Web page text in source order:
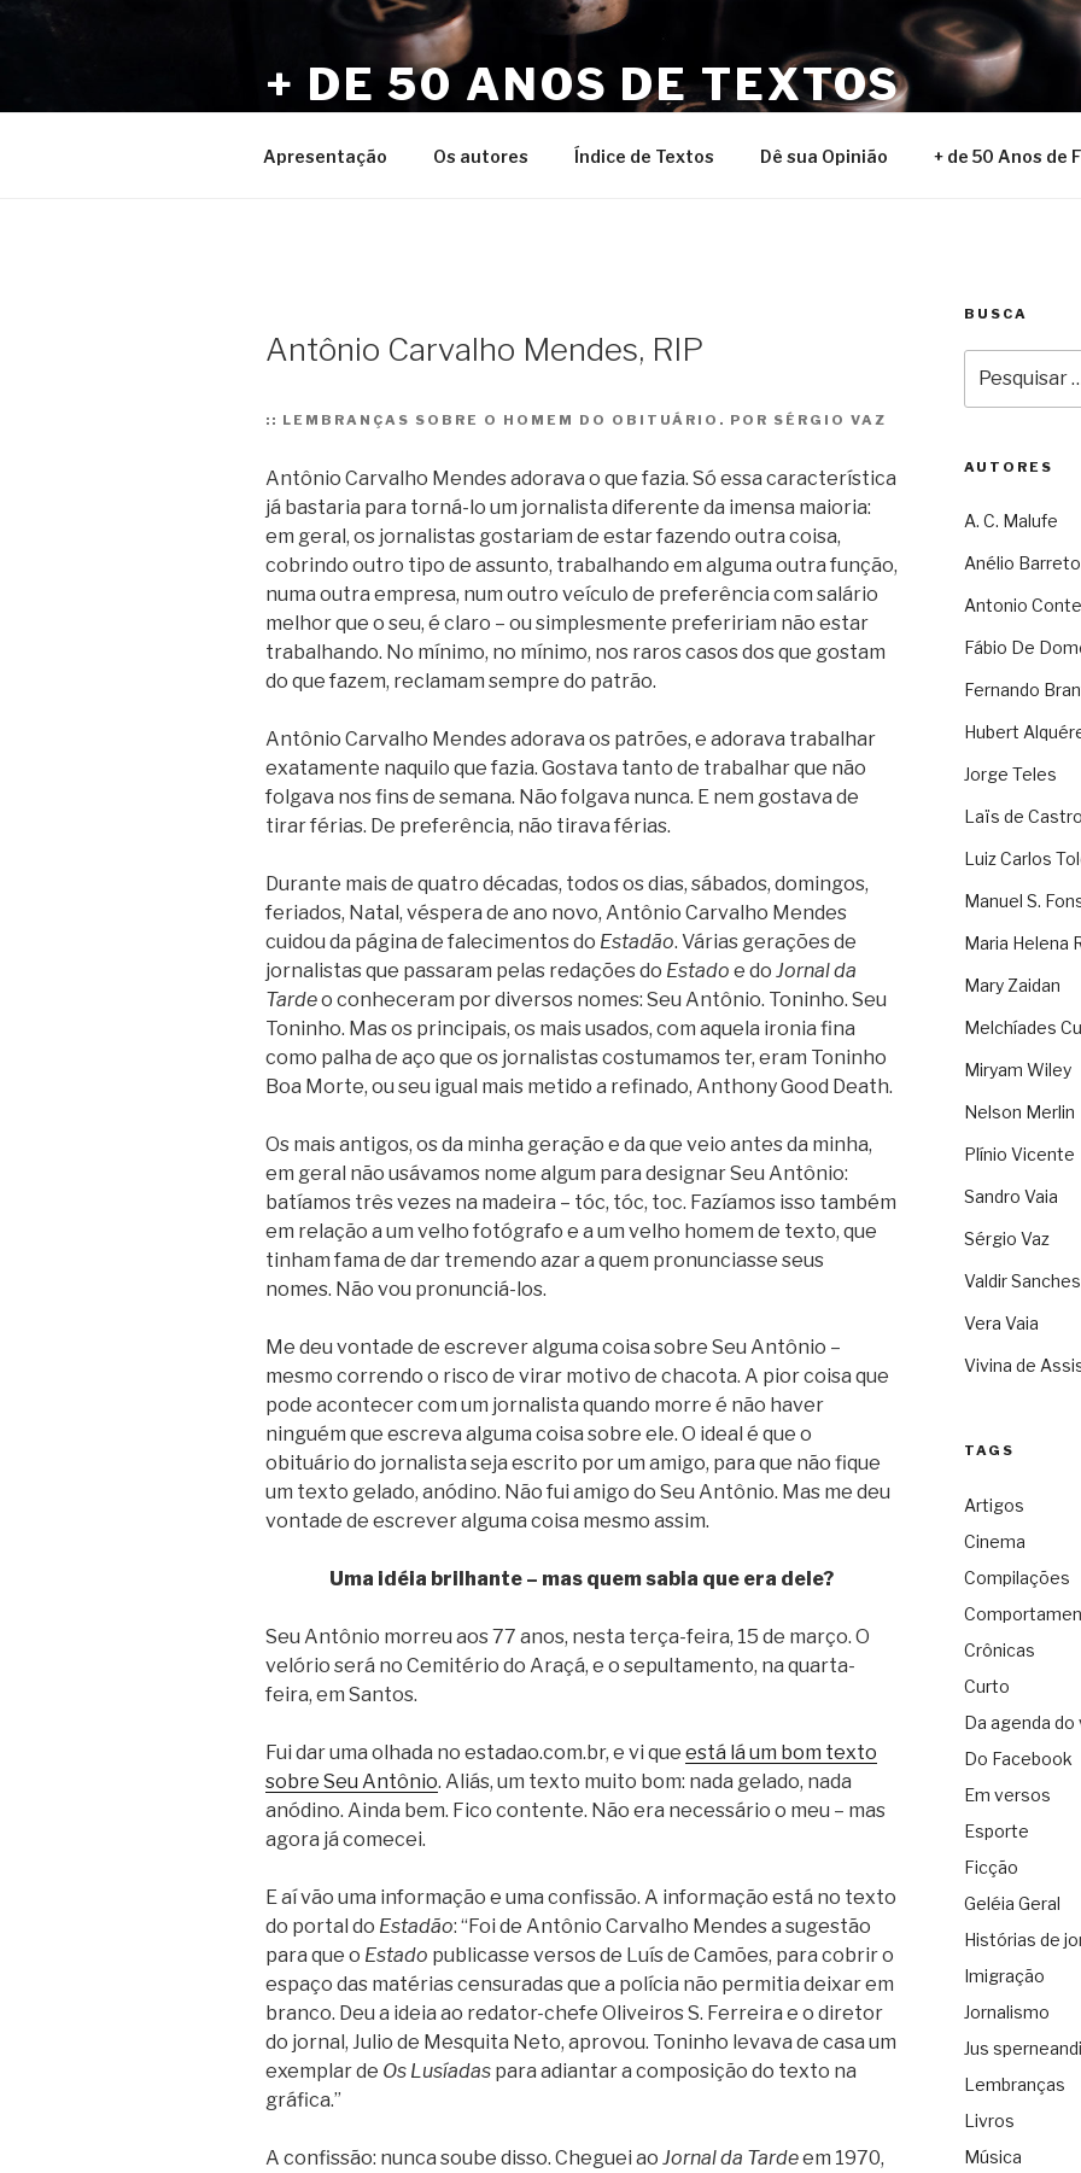
Pular
+ DE 50 ANOS DE TEXTOS
Apresentação Os autores Índice de Textos Dê sua Opinião + de 50 Anos de
Antônio Carvalho Mendes, RIP
:: LEMBRANÇAS SOBRE O HOMEM DO OBITUÁRIO. POR SÉRGIO VAZ
Antônio Carvalho Mendes adorava o que fazia. Só essa característica
já bastaria para torná-lo um jornalista diferente da imensa maioria:
em geral, os jornalistas gostariam de estar fazendo outra coisa,
cobrindo outro tipo de assunto, trabalhando em alguma outra função,
numa outra empresa, num outro veículo de preferência com salário
melhor que o seu, é claro – ou simplesmente prefeririam não estar
trabalhando. No mínimo, no mínimo, nos raros casos dos que gostam
do que fazem, reclamam sempre do patrão.
Antônio Carvalho Mendes adorava os patrões, e adorava trabalhar
exatamente naquilo que fazia. Gostava tanto de trabalhar que não
folgava nos fins de semana. Não folgava nunca. E nem gostava de
tirar férias. De preferência, não tirava férias.
Durante mais de quatro décadas, todos os dias, sábados, domingos,
feriados, Natal, véspera de ano novo, Antônio Carvalho Mendes
cuidou da página de falecimentos do Estadão. Várias gerações de
jornalistas que passaram pelas redações do Estado e do Jornal da
Tardeo conheceram por diversos nomes: Seu Antônio. Toninho. Seu
Toninho. Mas os principais, os mais usados, com aquela ironia fina
como palha de aço que os jornalistas costumamos ter, eram Toninho
Boa Morte, ou seu igual mais metido a refinado, Anthony Good Death.
Os mais antigos, os da minha geração e da que veio antes da minha,
em geral não usávamos nome algum para designar Seu Antônio:
batíamos três vezes na madeira – tóc, tóc, toc. Fazíamos isso também
em relação a um velho fotógrafo e a um velho homem de texto, que
tinham fama de dar tremendo azar a quem pronunciasse seus
nomes. Não vou pronunciá-los.
Me deu vontade de escrever alguma coisa sobre Seu Antônio –
mesmo correndo o risco de virar motivo de chacota. A pior coisa que
pode acontecer com um jornalista quando morre é não haver
ninguém que escreva alguma coisa sobre ele. O ideal é que o
obituário do jornalista seja escrito por um amigo, para que não fique
um texto gelado, anódino. Não fui amigo do Seu Antônio. Mas me deu
vontade de escrever alguma coisa mesmo assim.
Uma idéia brilhante – mas quem sabia que era dele?
Seu Antônio morreu aos 77 anos, nesta terça-feira, 15 de março. O
velório será no Cemitério do Araçá, e o sepultamento, na quarta-
feira, em Santos.
Fui dar uma olhada no estadao.com.br, e vi que está lá um bom texto
sobre Seu Antônio. Aliás, um texto muito bom: nada gelado, nada
anódino. Ainda bem. Fico contente. Não era necessário o meu – mas
agora já comecei.
E aí vão uma informação e uma confissão. A informação está no texto
do portal do Estadão: “Foi de Antônio Carvalho Mendes a sugestão
para que o Estado publicasse versos de Luís de Camões, para cobrir o
espaço das matérias censuradas que a polícia não permitia deixar em
branco. Deu a ideia ao redator-chefe Oliveiros S. Ferreira e o diretor
do jornal, Julio de Mesquita Neto, aprovou. Toninho levava de casa um
exemplar de Os Lusíadas para adiantar a composição do texto na
gráfica.”
A confissão: nunca soube disso. Cheguei ao Jornal da Tardeem 1970,
BUSCA
por:
AUTORES
A. C. Malufe
Anélio Barreto
Antonio
Fábio De
Fernando
Hubert
Jorge Teles
Laïs de Castro
Luiz Carlos
Manuel S.
Maria Helena
Mary Zaidan
Melchíades
Miryam Wiley
Nelson Merlin
Plínio Vicente
Sandro Vaia
Sérgio Vaz
Valdir Sanches
Vera Vaia
Vivina de
TAGS
Artigos
Cinema
Compilações
Crônicas
Curto
Da agenda do
Do Facebook
Em versos
Esporte
Ficção
Geléia Geral
Histórias de
Imigração
Jornalismo
Jus sperneandi
Lembranças
Livros
Música